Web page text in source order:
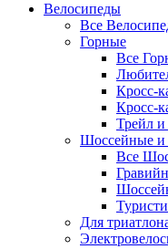
Велосипеды
Все
Горные
Все
Кросс-
Кросс-
Трейл и
Шоссейные и
Все
Для